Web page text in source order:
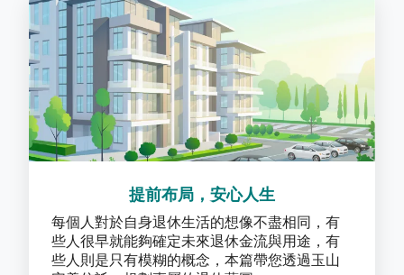
提前布局，安心人生
每個人對於自身退休生活的想像不盡相同，有
些人很早就能夠確定未來退休金流與用途，有
些人則是只有模糊的概念，本篇帶您透過玉山